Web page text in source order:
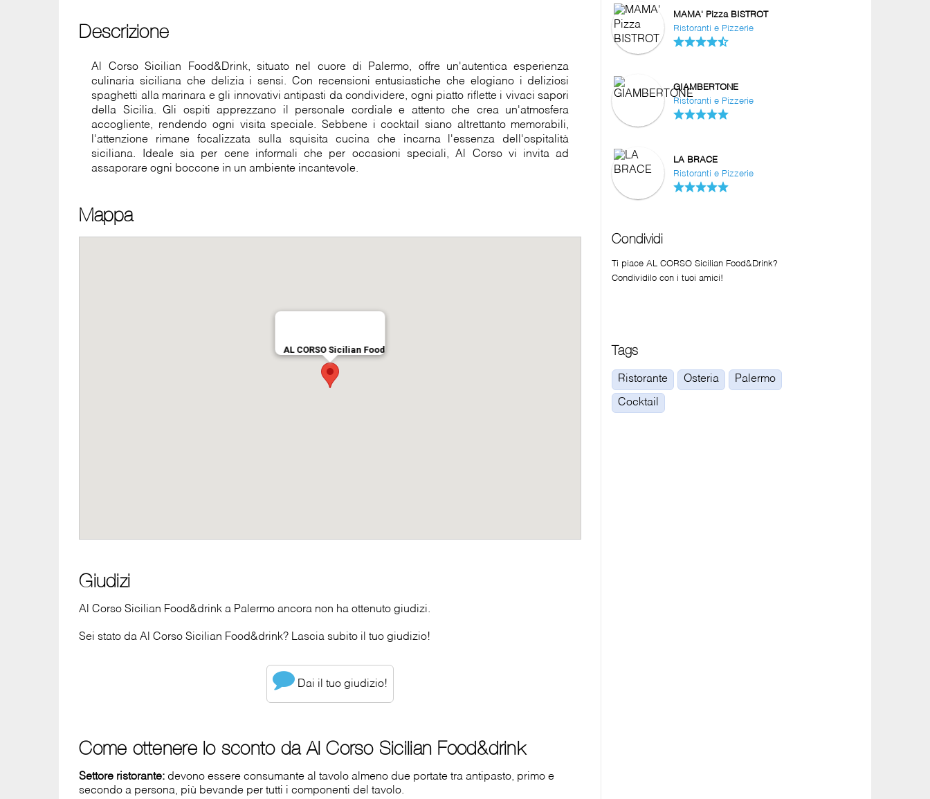
Descrizione
Al Corso Sicilian Food&Drink, situato nel cuore di Palermo, offre un'autentica esperienza
culinaria siciliana che delizia i sensi. Con recensioni entusiastiche che elogiano i deliziosi
spaghetti alla marinara e gli innovativi antipasti da condividere, ogni piatto riflette i vivaci sapori
della Sicilia. Gli ospiti apprezzano il personale cordiale e attento che crea un'atmosfera
accogliente, rendendo ogni visita speciale. Sebbene i cocktail siano altrettanto memorabili,
l'attenzione rimane focalizzata sulla squisita cucina che incarna l'essenza dell'ospitalità
siciliana. Ideale sia per cene informali che per occasioni speciali, Al Corso vi invita ad
assaporare ogni boccone in un ambiente incantevole.
Mappa
Giudizi
Al Corso Sicilian Food&drink a Palermo ancora non ha ottenuto giudizi.
Sei stato da Al Corso Sicilian Food&drink? Lascia subito il tuo giudizio!
Dai il tuo giudizio!
Come ottenere lo sconto da Al Corso Sicilian Food&drink
Settore ristorante: devono essere consumante al tavolo almeno due portate tra antipasto, primo e
secondo a persona, più bevande per tutti i componenti del tavolo.
MAMA' Pizza BISTROT
Ristoranti e Pizzerie
GIAMBERTONE
Ristoranti e Pizzerie
LA BRACE
Ristoranti e Pizzerie
Condividi
Ti piace AL CORSO Sicilian Food&Drink?
Condividilo con i tuoi amici!
Tags
Ristorante Osteria Palermo
Cocktail